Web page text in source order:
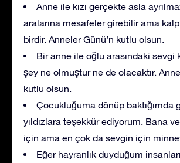
Anne ile kızı gerçekte asla
aralarına mesafeler girebilir ama
birdir. Anneler Günü’n kutlu olsun.
Bir anne ile oğlu arasındaki sevgi
şey ne olmuştur ne de olacaktır.
kutlu olsun.
Çocukluğuma dönüp baktığımda
yıldızlara teşekkür ediyorum. Bana
için ama en çok da sevgin için
Eğer hayranlık duyduğum